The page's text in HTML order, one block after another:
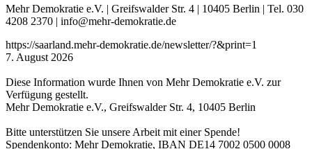
Mehr Demokratie e.V. | Greifswalder Str. 4 | 10405 Berlin | Tel. 030
4208 2370 | info@mehr-demokratie.de
https://saarland.mehr-demokratie.de/newsletter/?&print=1
7. August 2026
Diese Information wurde Ihnen von Mehr Demokratie e.V. zur
Verfügung gestellt.
Mehr Demokratie e.V., Greifswalder Str. 4, 10405 Berlin
Bitte unterstützen Sie unsere Arbeit mit einer Spende!
Spendenkonto: Mehr Demokratie, IBAN DE14 7002 0500 0008